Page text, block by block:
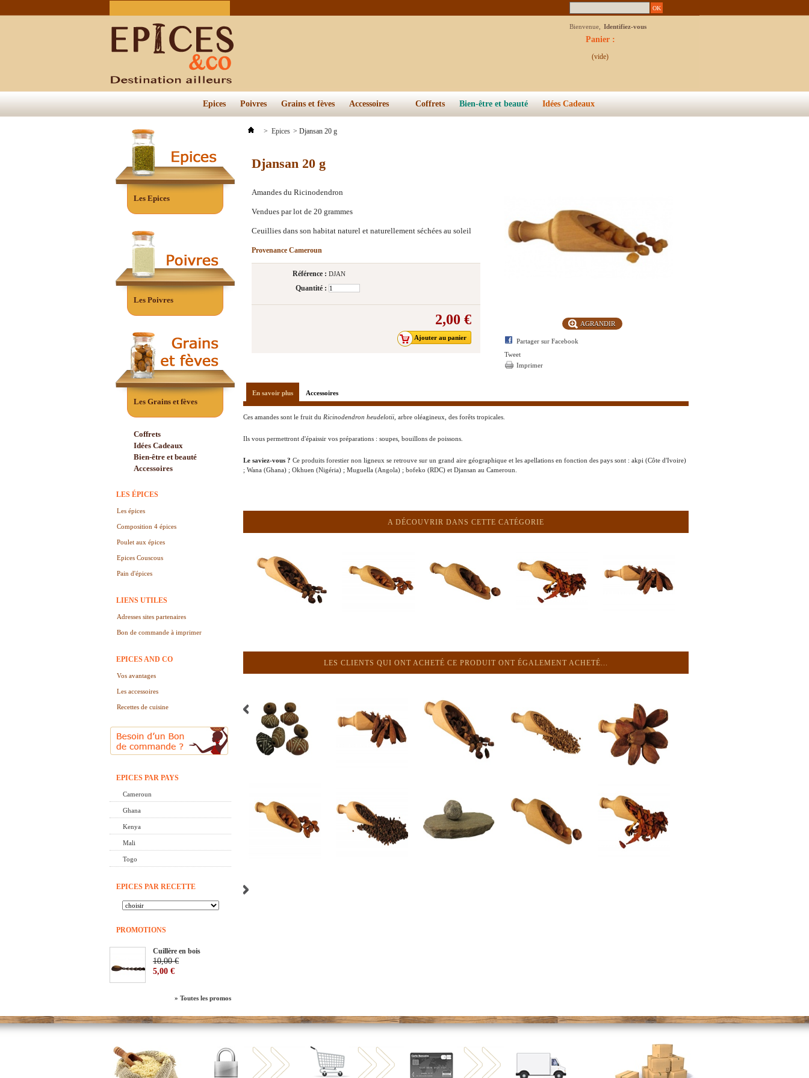
Bienvenue, Identifiez-vous
Panier :
(vide)
Epices Poivres Grains et fèves Accessoires Coffrets Bien-être et beauté Idées Cadeaux
Les Epices
Les Poivres
Les Grains et fèves
Coffrets
Idées Cadeaux
Bien-être et beauté
Accessoires
LES ÉPICES
Les épices
Composition 4 épices
Poulet aux épices
Epices Couscous
Pain d'épices
LIENS UTILES
Adresses sites partenaires
Bon de commande à imprimer
EPICES AND CO
Vos avantages
Les accessoires
Recettes de cuisine
EPICES PAR PAYS
Cameroun
Ghana
Kenya
Mali
Togo
EPICES PAR RECETTE
PROMOTIONS
Cuillère en bois
10,00 €
5,00 €
» Toutes les promos
> Epices > Djansan 20 g
Djansan 20 g
Amandes du Ricinodendron
Vendues par lot de 20 grammes
Ceuillies dans son habitat naturel et naturellement séchées au soleil
Provenance Cameroun
Référence : DJAN
Quantité :
2,00 € AGRANDIR
Partager sur Facebook
Tweet
Imprimer
En savoir plus Accessoires
Ces amandes sont le fruit du Ricinodendron heudelotii , arbre oléagineux, des forêts tropicales.
Ils vous permettront d'épaissir vos préparations : soupes, bouillons de poissons.
Le saviez-vous ? Ce produits forestier non ligneux se retrouve sur un grand aire géographique et les apellations en fonction des pays sont : akpi (Côte d'Ivoire)
; Wana (Ghana) ; Okhuen (Nigéria) ; Muguella (Angola) ; bofeko (RDC) et Djansan au Cameroun.
A DÉCOUVRIR DANS CETTE CATÉGORIE
LES CLIENTS QUI ONT ACHETÉ CE PRODUIT ONT ÉGALEMENT ACHETÉ...